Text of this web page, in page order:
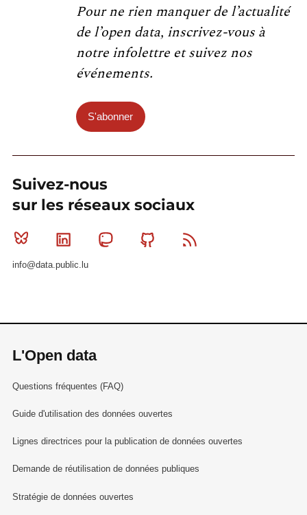
Pour ne rien manquer de l’actualité
de l’open data, inscrivez-vous à
notre infolettre et suivez nos
événements.
S'abonner
Suivez-nous
sur les réseaux sociaux
Bluesky Linkedin MastodonGithub
info@data.public.lu
L'Open data
Questions fréquentes (FAQ)
Guide d'utilisation des données ouvertes
Lignes directrices pour la publication de données ouvertes
Demande de réutilisation de données publiques
Stratégie de données ouvertes